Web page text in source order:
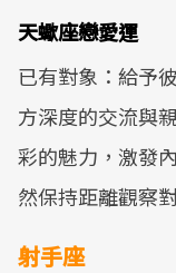
天蠍座戀愛運
已有對象：給予
方深度的交流與
彩的魅力，激發
然保持距離觀察
射手座